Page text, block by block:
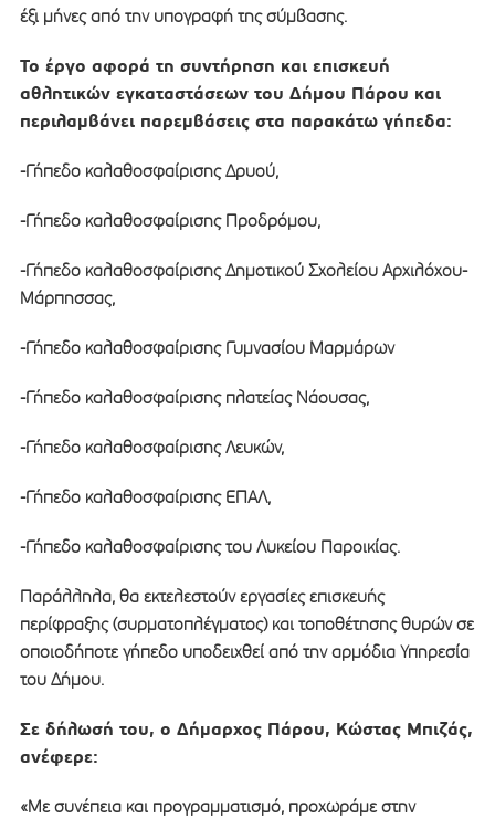
έξι μήνες από την υπογραφή της σύμβασης.
Το έργο αφορά τη συντήρηση και επισκευή
αθλητικών εγκαταστάσεων του Δήμου Πάρου και
περιλαμβάνει παρεμβάσεις στα παρακάτω γήπεδα:
-Γήπεδο καλαθοσφαίρισης Δρυού,
-Γήπεδο καλαθοσφαίρισης Προδρόμου,
-Γήπεδο καλαθοσφαίρισης Δημοτικού Σχολείου Αρχιλόχου-
Μάρπησσας,
-Γήπεδο καλαθοσφαίρισης Γυμνασίου Μαρμάρων
-Γήπεδο καλαθοσφαίρισης πλατείας Νάουσας,
-Γήπεδο καλαθοσφαίρισης Λευκών,
-Γήπεδο καλαθοσφαίρισης ΕΠΑΛ,
-Γήπεδο καλαθοσφαίρισης του Λυκείου Παροικίας.
Παράλληλα, θα εκτελεστούν εργασίες επισκευής
περίφραξης (συρματοπλέγματος) και τοποθέτησης θυρών σε
οποιοδήποτε γήπεδο υποδειχθεί από την αρμόδια Υπηρεσία
του Δήμου.
Σε δήλωσή του, ο Δήμαρχος Πάρου, Κώστας Μπιζάς,
ανέφερε:
«Με συνέπεια και προγραμματισμό, προχωράμε στην